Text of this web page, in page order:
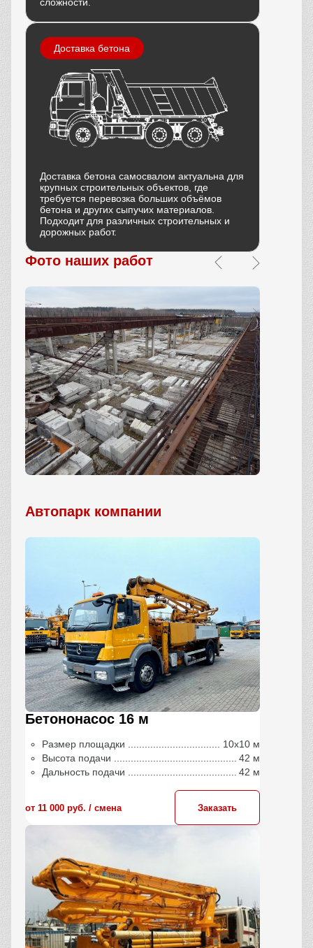
Доставка бетона
Доставка бетона самосвалом актуальна для
крупных строительных объектов, где
требуется перевозка больших объёмов
бетона и других сыпучих материалов.
Подходит для различных строительных и
дорожных работ.
Фото наших работ
Автопарк компании
Бетононасос 16 м
Размер площадки
10х10 м
Высота подачи
42 м
Дальность подачи
42 м
от 11 000 руб. / сменa Заказать